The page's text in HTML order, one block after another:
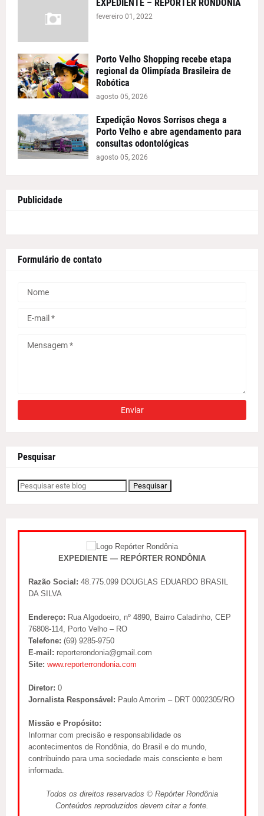
EXPEDIENTE – REPÓRTER RONDÔNIA
fevereiro 01, 2022
Porto Velho Shopping recebe etapa
regional da Olimpíada Brasileira de
Robótica
agosto 05, 2026
Expedição Novos Sorrisos chega a
Porto Velho e abre agendamento para
consultas odontológicas
agosto 05, 2026
Publicidade
Formulário de contato
Pesquisar
EXPEDIENTE — REPÓRTER RONDÔNIA
Razão Social: 48.775.099 DOUGLAS EDUARDO BRASIL
DA SILVA
Endereço: Rua Algodoeiro, nº 4890, Bairro Caladinho, CEP
76808-114, Porto Velho – RO
Telefone: (69) 9285-9750
E-mail: reporterondonia@gmail.com
Site: www.reporterrondonia.com
Diretor: 0
Jornalista Responsável: Paulo Amorim – DRT 0002305/RO
Missão e Propósito:
Informar com precisão e responsabilidade os
acontecimentos de Rondônia, do Brasil e do mundo,
contribuindo para uma sociedade mais consciente e bem
informada.
Todos os direitos reservados © Repórter Rondônia
Conteúdos reproduzidos devem citar a fonte.